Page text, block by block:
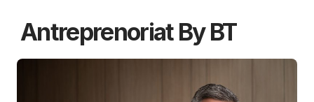
Antreprenoriat By BT